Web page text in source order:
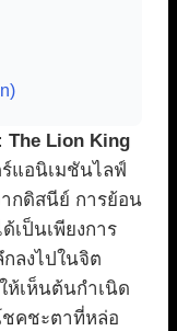
The Lion King
แอนิเมชันไลฟ์
กดิสนีย์ การย้อน
เป็นเพียงการ
ลงไปในจิต
เห็นต้นกำเนิด
คชะตาที่หล่อ